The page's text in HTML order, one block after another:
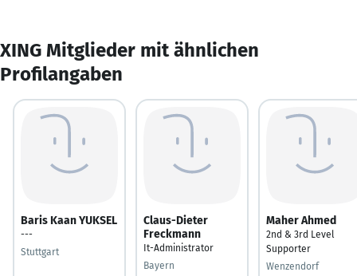
XING Mitglieder mit ähnlichen
Profilangaben
Baris Kaan YUKSEL
---
Stuttgart
Claus-Dieter
Freckmann
It-Administrator
Bayern
Maher Ahmed
2nd & 3rd Level
Supporter
Wenzendorf